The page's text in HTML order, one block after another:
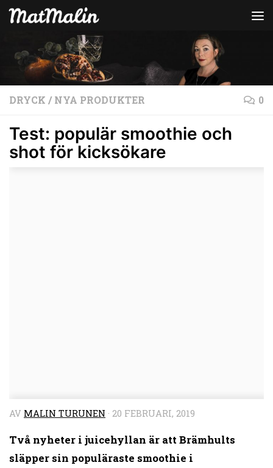
Hoppa till innehåll
DRYCK / NYA PRODUKTER 0
Test: populär smoothie och
shot för kicksökare
AV MALIN TURUNEN · 20 FEBRUARI, 2019
Två nyheter i juicehyllan är att Brämhults
släpper sin populäraste smoothie i